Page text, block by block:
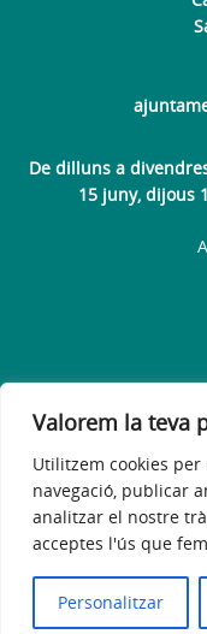
Valorem la teva
Utilitzem cookies
navegació, publicar
analitzar el nostre
acceptes l'ús que
Personalitzar
De dilluns a
15 juny, dijous
Avís legal
© 2026